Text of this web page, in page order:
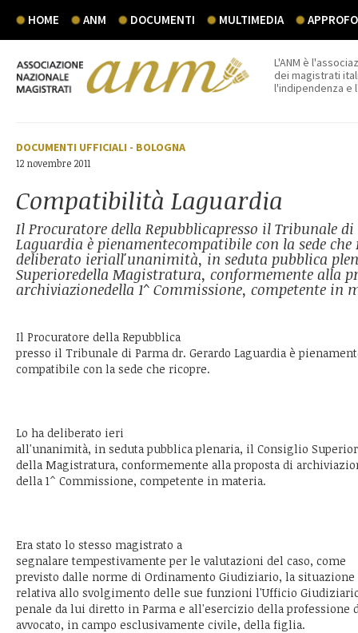
HOME ANM DOCUMENTI MULTIMEDIA
L'ANM è
dei magistrati
l'indipendenza e
DOCUMENTI UFFICIALI - BOLOGNA
12 novembre 2011
Compatibilità Laguardia
Il Procuratore della Repubblicapresso il Tribunale
Laguardia è pienamentecompatibile con la sede
deliberato ieriall'unanimità, in seduta pubblica
Superioredella Magistratura, conformemente alla
archiviazionedella 1^ Commissione, competente in
Il Procuratore della Repubblica
presso il Tribunale di Parma dr. Gerardo Laguardia è
compatibile con la sede che ricopre.
Lo ha deliberato ieri
all'unanimità, in seduta pubblica plenaria, il Consiglio
della Magistratura, conformemente alla proposta di
della 1^ Commissione, competente in materia.
Era stato lo stesso magistrato a
segnalare tempestivamente per le valutazioni del caso, come
previsto dalle norme di Ordinamento Giudiziario, la situazione
relativa allo svolgimento delle sue funzioni l'Ufficio
penale da lui diretto in Parma e all'esercizio della professione
avvocato, in campo esclusivamente civile, della figlia.